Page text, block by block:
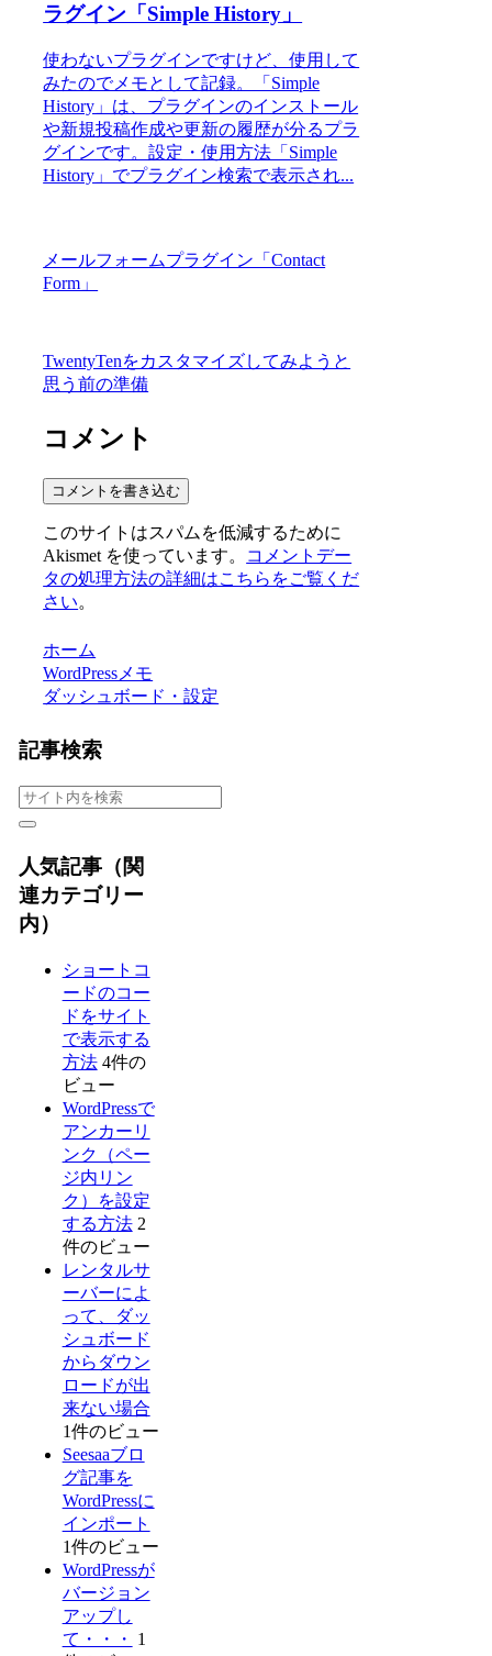
ラグイン「Simple History」
使わないプラグインですけど、使用して
みたのでメモとして記録。「Simple
History」は、プラグインのインストール
や新規投稿作成や更新の履歴が分るプラ
グインです。設定・使用方法「Simple
History」でプラグイン検索で表示され...
メールフォームプラグイン「Contact
Form」
TwentyTenをカスタマイズしてみようと
思う前の準備
コメント
コメントを書き込む
このサイトはスパムを低減するために
Akismet を使っています。
コメントデー
タの処理方法の詳細はこちらをご覧くだ
さい。
ホーム
WordPressメモ
ダッシュボード・設定
記事検索
人気記事（関
連カテゴリー
内）
ショートコ
ードのコー
ドをサイト
で表示する
方法 4件の
ビュー
WordPressで
アンカーリ
ンク（ペー
ジ内リン
ク）を設定
する方法 2
件のビュー
レンタルサ
ーバーによ
って、ダッ
シュボード
からダウン
ロードが出
来ない場合
1件のビュー
Seesaaブロ
グ記事を
WordPressに
インポート
1件のビュー
WordPressが
バージョン
アップし
て・・・
1